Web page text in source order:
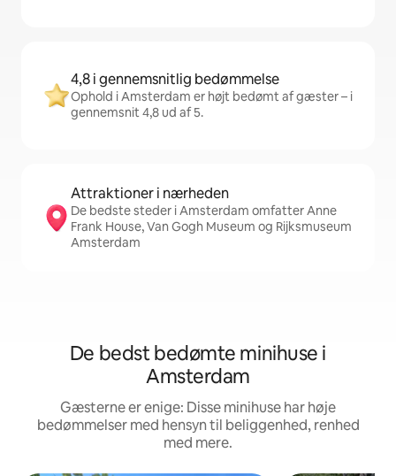
4,8 i gennemsnitlig bedømmelse
Ophold i Amsterdam er højt bedømt af gæster – i
gennemsnit 4,8 ud af 5.
Attraktioner i nærheden
De bedste steder i Amsterdam omfatter Anne
Frank House, Van Gogh Museum og Rijksmuseum
Amsterdam
De bedst bedømte minihuse i
Amsterdam
Gæsterne er enige: Disse minihuse har høje
bedømmelser med hensyn til beliggenhed, renhed
med mere.